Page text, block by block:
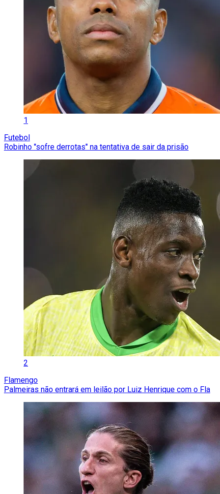
1
Futebol
Robinho "sofre derrotas" na tentativa de sair da prisão
2
Flamengo
Palmeiras não entrará em leilão por Luiz Henrique com o Fla